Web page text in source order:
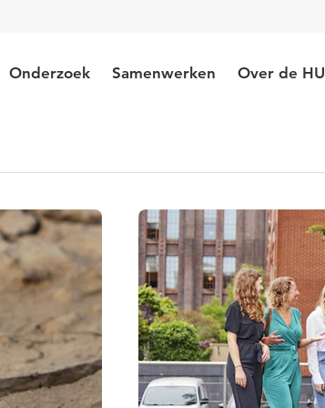
Onderzoek Samenwerken Over de HU